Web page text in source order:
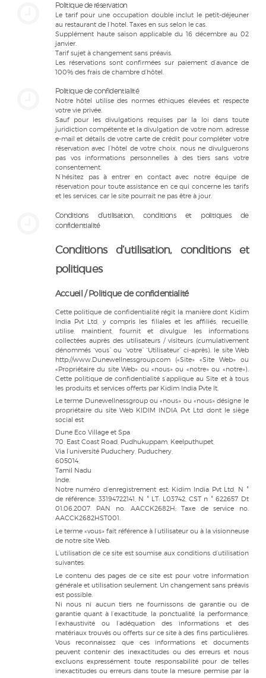
Politique de réservation
Le tarif pour une occupation double inclut le petit-déjeuner
au restaurant de l’hotel. Taxes en sus selon le cas.
Supplément haute saison applicable du 16 décembre au 02
janvier.
Tarif sujet à changement sans préavis.
Les réservations sont confirmées sur paiement d’avance de
100% des frais de chambre d’hôtel.
Politique de confidentialité
Notre hôtel utilise des normes éthiques élevées et respecte
votre vie privée.
Sauf pour les divulgations requises par la loi dans toute
juridiction compétente et la divulgation de votre nom, adresse
e-mail et détails de votre carte de crédit pour compléter votre
réservation avec l’hôtel de votre choix, nous ne divulguerons
pas vos informations personnelles à des tiers sans votre
consentement.
N’hésitez pas à entrer en contact avec notre équipe de
réservation pour toute assistance en ce qui concerne les tarifs
et les services, car le site pourrait ne pas être à jour.
Conditions d’utilisation, conditions et politiques de
confidentialité
Conditions d’utilisation, conditions et
politiques
Accueil / Politique de confidentialité
Cette politique de confidentialité régit la manière dont Kidim
India Pvt Ltd, y compris les filiales et les affiliés, recueille,
utilise, maintient, fournit et divulgue les informations
collectées auprès des utilisateurs / visiteurs (cumulativement
dénommés “vous” ou “votre” “Utilisateur” ci-après). le site Web
http://www.Dunewellnessgroup.com («Site» «Site Web» ou
«Propriétaire du site Web» ou «nous» ou «notre» ou «notre»).
Cette politique de confidentialité s’applique au Site et à tous
les produits et services offerts par Kidim India Pvte lt.
Le terme Dunewellnessgroup ou «nous» ou «nous» désigne le
propriétaire du site Web KIDIM INDIA Pvt Ltd dont le siège
social est
Dune Eco Village et Spa
70, East Coast Road, Pudhukuppam, Keelputhupet,
Via l’université Puduchery, Puduchery,
605014,
Tamil Nadu
Inde.
Notre numéro d’enregistrement est: Kidim India Pvt Ltd, N °
de référence: 33194722141, N ° LT: L03742, CST n ° 622657 Dt
01.06.2007. PAN no. AACCK2682H; Taxe de service no.
AACCK2682HST001.
Le terme «vous» fait référence à l’utilisateur ou à la visionneuse
de notre site Web.
L’utilisation de ce site est soumise aux conditions d’utilisation
suivantes:
Le contenu des pages de ce site est pour votre information
générale et utilisation seulement. Un changement sans préavis
est possible.
Ni nous ni aucun tiers ne fournissons de garantie ou de
garantie quant à l’exactitude, la ponctualité, la performance,
l’exhaustivité ou l’adéquation des informations et des
matériaux trouvés ou offerts sur ce site à des fins particulières.
Vous reconnaissez que ces informations et documents
peuvent contenir des inexactitudes ou des erreurs et nous
excluons expressément toute responsabilité pour de telles
inexactitudes ou erreurs dans toute la mesure permise par la